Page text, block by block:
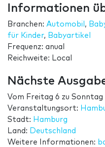
Informationen
Branchen: Automobil ,
für Kinder, Babyartikel
Frequenz: anual
Reichweite: Local
Nächste
Vom Freitag 6 zu Sonntag
Veranstaltungsort:
Stadt: Hamburg
Land: Deutschland
Weitere Informationen: